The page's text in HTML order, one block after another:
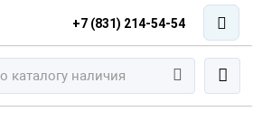
+7 (831) 214-54-54